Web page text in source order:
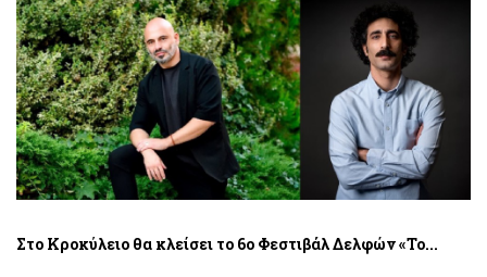
Στο Κροκύλειο θα κλείσει το 6ο Φεστιβάλ Δελφών «Το...